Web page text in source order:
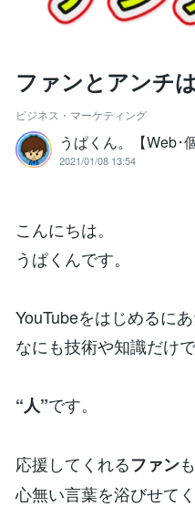
ファンとアンチ
ビジネス・マーケティング
うぱくん。【Web･
2021/01/08 13:54
こんにちは。
うぱくんです。
YouTubeをはじめるに
なにも技術や知識だけ
“人”です。
応援してくれるファン
心無い言葉を浴びせて